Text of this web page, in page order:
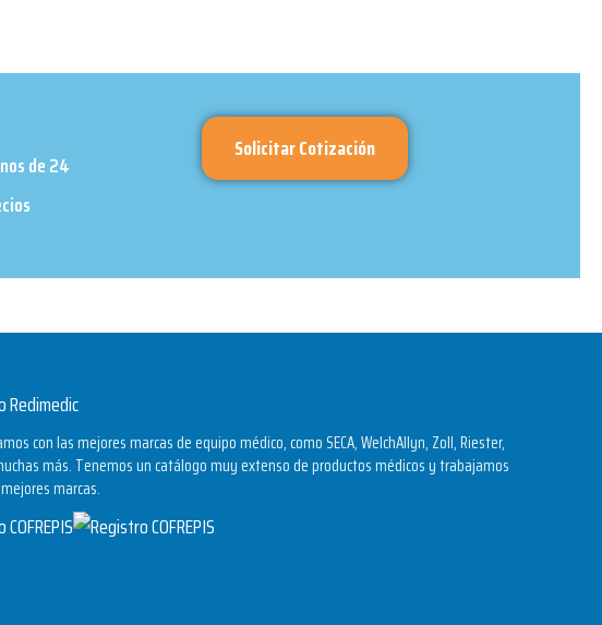
de 24
Solicitar Cotización
con las mejores marcas de equipo médico, como SECA, WelchAllyn, Zoll, Riester,
más. Tenemos un catálogo muy extenso de productos médicos y trabajamos
marcas.